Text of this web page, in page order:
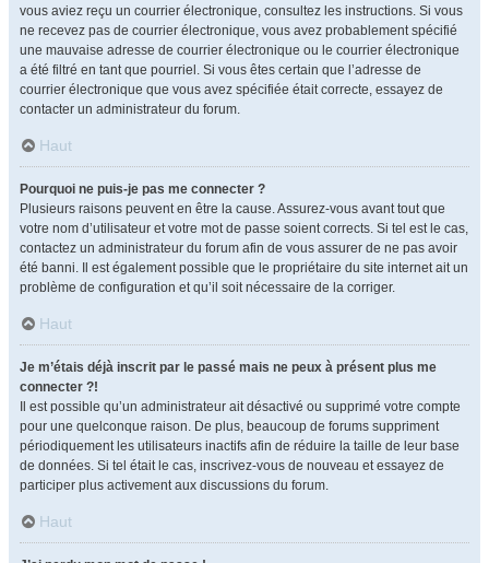
vous aviez reçu un courrier électronique, consultez les instructions. Si vous
ne recevez pas de courrier électronique, vous avez probablement spécifié
une mauvaise adresse de courrier électronique ou le courrier électronique
a été filtré en tant que pourriel. Si vous êtes certain que l’adresse de
courrier électronique que vous avez spécifiée était correcte, essayez de
contacter un administrateur du forum.
Haut
Pourquoi ne puis-je pas me connecter ?
Plusieurs raisons peuvent en être la cause. Assurez-vous avant tout que
votre nom d’utilisateur et votre mot de passe soient corrects. Si tel est le cas,
contactez un administrateur du forum afin de vous assurer de ne pas avoir
été banni. Il est également possible que le propriétaire du site internet ait un
problème de configuration et qu’il soit nécessaire de la corriger.
Haut
Je m’étais déjà inscrit par le passé mais ne peux à présent plus me
connecter ?!
Il est possible qu’un administrateur ait désactivé ou supprimé votre compte
pour une quelconque raison. De plus, beaucoup de forums suppriment
périodiquement les utilisateurs inactifs afin de réduire la taille de leur base
de données. Si tel était le cas, inscrivez-vous de nouveau et essayez de
participer plus activement aux discussions du forum.
Haut